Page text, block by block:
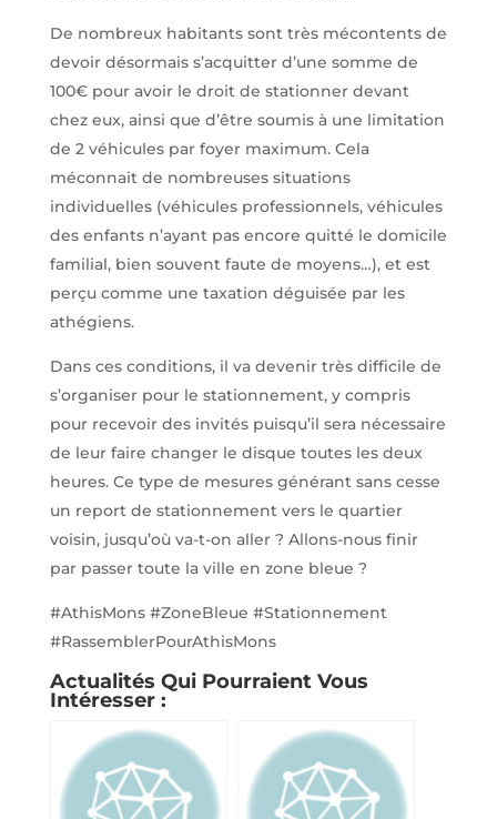
De nombreux habitants sont très mécontents de
devoir désormais s’acquitter d’une somme de
100€ pour avoir le droit de stationner devant
chez eux, ainsi que d’être soumis à une limitation
de 2 véhicules par foyer maximum. Cela
méconnait de nombreuses situations
individuelles (véhicules professionnels, véhicules
des enfants n’ayant pas encore quitté le domicile
familial, bien souvent faute de moyens…), et est
perçu comme une taxation déguisée par les
athégiens.
Dans ces conditions, il va devenir très difficile de
s’organiser pour le stationnement, y compris
pour recevoir des invités puisqu’il sera nécessaire
de leur faire changer le disque toutes les deux
heures. Ce type de mesures générant sans cesse
un report de stationnement vers le quartier
voisin, jusqu’où va-t-on aller ? Allons-nous finir
par passer toute la ville en zone bleue ?
#AthisMons #ZoneBleue #Stationnement
#RassemblerPourAthisMons
Actualités Qui Pourraient Vous
Intéresser :